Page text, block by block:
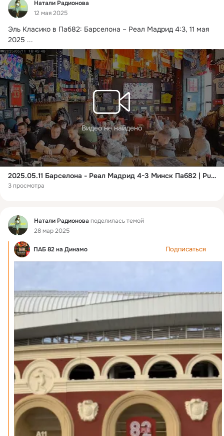
Фид
Натали Радионова
12 мая 2025
Эль Класико в Паб82: Барселона – Реал Мадрид 4:3, 11 мая
2025 ...
Видео не найдено
2025.05.11 Барселона - Реал Мадрид 4-3 Минск Паб82 | Pub82.by #uefa #барселона #РеалМадрид #2025
3 просмотра
Фид Натали Радионова поделилась темой
28 мар 2025
ПАБ 82 на Динамо Подписаться